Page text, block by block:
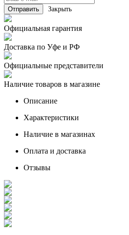
Закрыть
Официальная гарантия
Доставка по Уфе и РФ
Официальные представители
Наличие товаров в магазине
Описание
Характеристики
Наличие в магазинах
Оплата и доставка
Отзывы